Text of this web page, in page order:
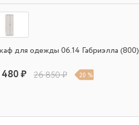
для одежды 06.14 Габриэлла (800)
480 ₽ 26 850 ₽ 20 %